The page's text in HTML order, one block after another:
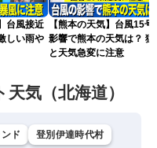
台風接近
しい雨や
【熊本の天気】台風15号
影響で熊本の天気は？ 猛
と天気急変に注意
気（北海道）
ド
登別伊達時代村